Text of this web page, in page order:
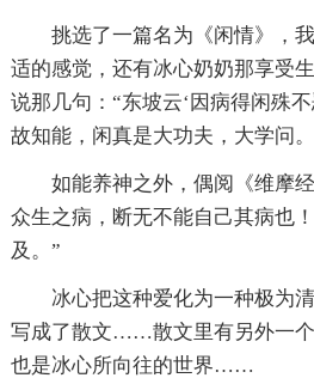
挑选了一篇名为《闲情》，
适的感觉，还有冰心奶奶那享受
说那几句：“东坡云‘因病得闲殊
故知能，闲真是大功夫，大学问。
如能养神之外，偶阅《维摩
众生之病，断无不能自己其病也
及。”
冰心把这种爱化为一种极为
写成了散文……散文里有另外一个
也是冰心所向往的世界……